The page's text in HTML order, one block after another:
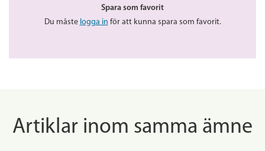
Spara som favorit
Du måste logga in för att kunna spara som favorit.
Artiklar inom samma ämne